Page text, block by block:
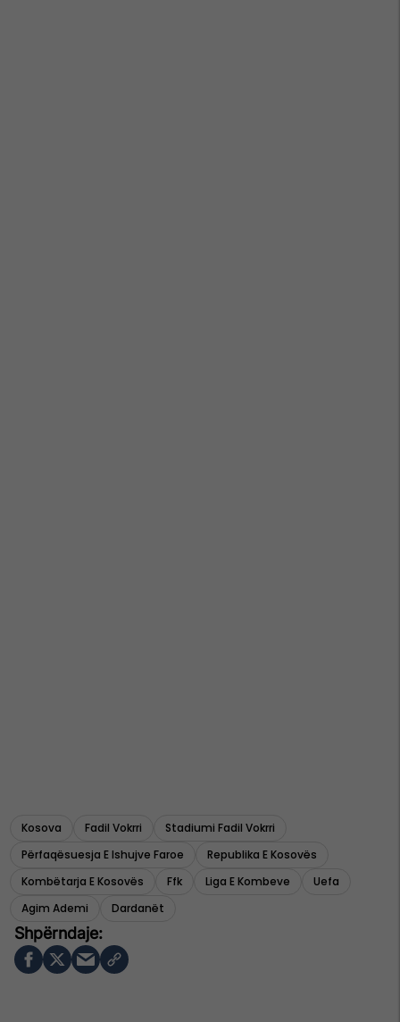
Kosova Fadil Vokrri
Stadiumi Fadil Vokrri
Përfaqësuesja E Ishujve Faroe
Republika E Kosovës
Kombëtarja E Kosovës
Ffk Liga E Kombeve
Uefa
Agim Ademi
Dardanët